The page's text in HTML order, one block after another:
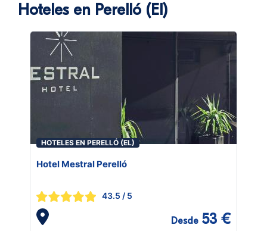
Hoteles en Perelló (El)
HOTELES EN PERELLÓ (EL)
Hotel Mestral Perelló
43.5 / 5
Desde 53 €